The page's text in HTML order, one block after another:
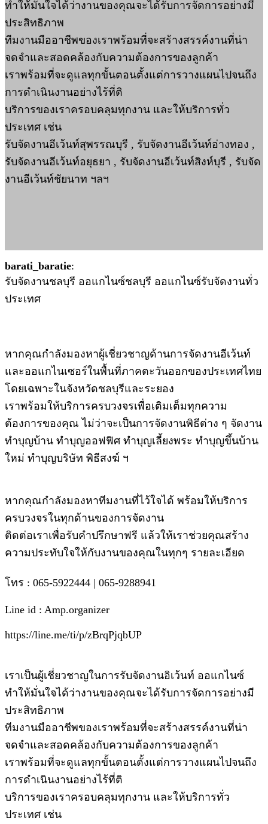
ทำให้มั่นใจได้ว่างานของคุณจะได้รับการจัดการอย่างมี
ประสิทธิภาพ
ทีมงานมืออาชีพของเราพร้อมที่จะสร้างสรรค์งานที่น่า
จดจำและสอดคล้องกับความต้องการของลูกค้า
เราพร้อมที่จะดูแลทุกขั้นตอนตั้งแต่การวางแผนไปจนถึง
การดำเนินงานอย่างไร้ที่ติ
บริการของเราครอบคลุมทุกงาน และให้บริการทั่ว
ประเทศ เช่น
รับจัดงานอีเว้นท์สุพรรณบุรี , รับจัดงานอีเว้นท์อ่างทอง ,
รับจัดงานอีเว้นท์อยุธยา , รับจัดงานอีเว้นท์สิงห์บุรี , รับจัด
งานอีเว้นท์ชัยนาท ฯลฯ
barati_baratie:
รับจัดงานชลบุรี ออแกไนซ์ชลบุรี ออแกไนซ์รับจัดงานทั่ว
ประเทศ
หากคุณกำลังมองหาผู้เชี่ยวชาญด้านการจัดงานอีเว้นท์
และออแกไนเซอร์ในพื้นที่ภาคตะวันออกของประเทศไทย
โดยเฉพาะในจังหวัดชลบุรีและระยอง
เราพร้อมให้บริการครบวงจรเพื่อเติมเต็มทุกความ
ต้องการของคุณ ไม่ว่าจะเป็นการจัดงานพิธีต่าง ๆ จัดงาน
ทำบุญบ้าน ทำบุญออฟฟิศ ทำบุญเลี้ยงพระ ทำบุญขึ้นบ้าน
ใหม่ ทำบุญบริษัท พิธีสงฆ์ ฯ
หากคุณกำลังมองหาทีมงานที่ไว้ใจได้ พร้อมให้บริการ
ครบวงจรในทุกด้านของการจัดงาน
ติดต่อเราเพื่อรับคำปรึกษาฟรี แล้วให้เราช่วยคุณสร้าง
ความประทับใจให้กับงานของคุณในทุกๆ รายละเอียด
โทร : 065-5922444 | 065-9288941
Line id : Amp.organizer
https://line.me/ti/p/zBrqPjqbUP
เราเป็นผู้เชี่ยวชาญในการรับจัดงานอิเว้นท์ ออแกไนซ์
ทำให้มั่นใจได้ว่างานของคุณจะได้รับการจัดการอย่างมี
ประสิทธิภาพ
ทีมงานมืออาชีพของเราพร้อมที่จะสร้างสรรค์งานที่น่า
จดจำและสอดคล้องกับความต้องการของลูกค้า
เราพร้อมที่จะดูแลทุกขั้นตอนตั้งแต่การวางแผนไปจนถึง
การดำเนินงานอย่างไร้ที่ติ
บริการของเราครอบคลุมทุกงาน และให้บริการทั่ว
ประเทศ เช่น